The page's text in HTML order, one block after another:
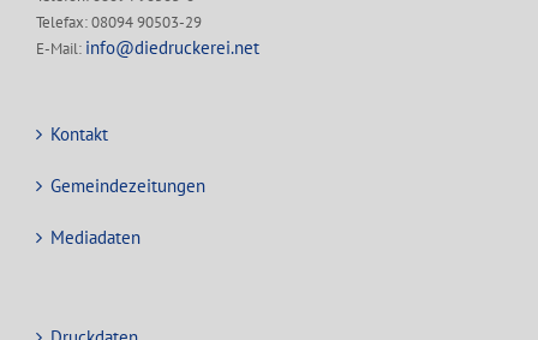
Telefax: 08094 90503-29
E-Mail: info@diedruckerei.net
Kontakt
Gemeindezeitungen
Mediadaten